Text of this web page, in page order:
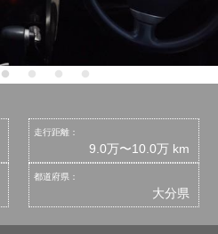
走行距離：
9.0万〜10.0万 km
都道府県：
大分県